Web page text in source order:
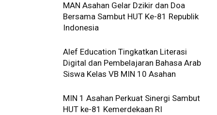
MAN Asahan Gelar Dzikir dan Doa
Bersama Sambut HUT Ke-81 Republik
Indonesia
Alef Education Tingkatkan Literasi
Digital dan Pembelajaran Bahasa Arab
Siswa Kelas VB MIN 10 Asahan
MIN 1 Asahan Perkuat Sinergi Sambut
HUT ke-81 Kemerdekaan RI